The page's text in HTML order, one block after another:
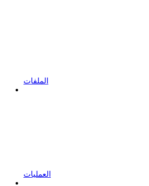
الملفات
العمليات